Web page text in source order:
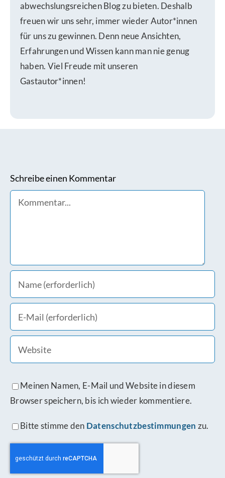
abwechslungsreichen Blog zu bieten. Deshalb
freuen wir uns sehr, immer wieder Autor*innen
für uns zu gewinnen. Denn neue Ansichten,
Erfahrungen und Wissen kann man nie genug
haben. Viel Freude mit unseren
Gastautor*innen!
Schreibe einen Kommentar
Comment
Meinen Namen, E-Mail und Website in diesem
Browser speichern, bis ich wieder kommentiere.
Bitte stimme den Datenschutzbestimmungen zu.